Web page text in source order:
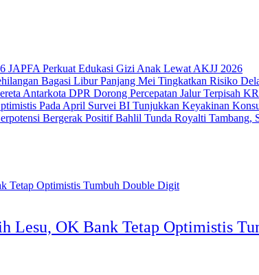
JAPFA Perkuat Edukasi Gizi Anak Lewat AKJJ 2026
Libur Panjang Mei Tingkatkan Risiko
DPR Dorong Percepatan Jalur Terpisah
Survei BI Tunjukkan Keyakinan
Bahlil Tunda Royalti Tambang,
Lesu, OK Bank Tetap Optimistis